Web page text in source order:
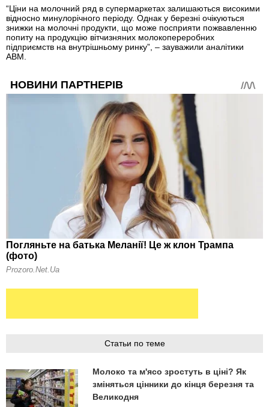
“Ціни на молочний ряд в супермаркетах залишаються високими
відносно минулорічного періоду. Однак у березні очікуються
знижки на молочні продукти, що може посприяти пожвавленню
попиту на продукцію вітчизняних молокопереробних
підприємств на внутрішньому ринку”, – зауважили аналітики
АВМ.
Статьи по теме
Молоко та м'ясо зростуть в ціні? Як
зміняться цінники до кінця березня та
Великодня